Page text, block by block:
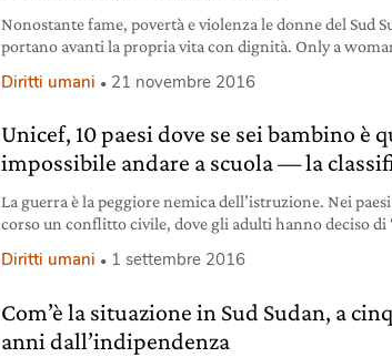
Nonostante fame, povertà e violenza le donne del Sud
portano avanti la propria vita con dignità. Only a
Diritti umani 21 novembre 2016
Unicef, 10 paesi dove se sei bambino è
impossibile andare a scuola — la
La guerra è la peggiore nemica dell’istruzione. Nei
corso un conflitto civile, dove gli adulti hanno deciso di
viene negato il diritto fondamentale di imparare, di
Diritti umani 1 settembre 2016
Com’è la situazione in Sud Sudan, a
anni dall’indipendenza